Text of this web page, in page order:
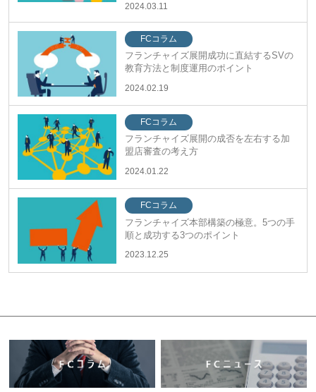
2024.03.11
FCコラム
フランチャイズ展開成功に直結するSVの
教育方法と制度運用のポイント
2024.02.19
FCコラム
フランチャイズ展開の成否を左右する加
盟店審査の考え方
2024.01.22
FCコラム
フランチャイズ本部構築の極意。5つの手
順と成功する3つのポイント
2023.12.25